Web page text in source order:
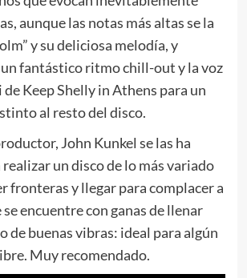
aunque las notas más altas se la
y su deliciosa melodía, y
un fantástico ritmo chill-out y la voz
de Keep Shelly in Athens para un
al resto del disco.
John Kunkel se las ha
un disco de lo más variado
fronteras y llegar para complacer a
encuentre con ganas de llenar
de buenas vibras: ideal para algún
Muy recomendado.